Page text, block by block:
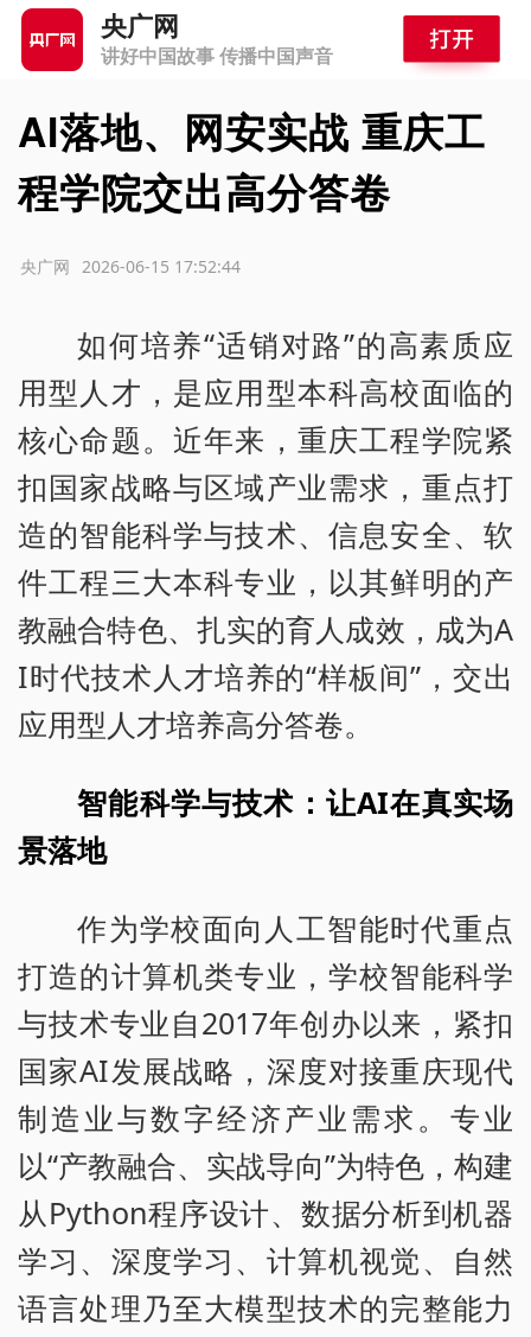
央广网
讲好中国故事 传播中国声音
AI落地、网安实战 重庆工
程学院交出高分答卷
2026-06-15 17:52:44
央广网
如何培养“适销对路”的高素质应
用型人才，是应用型本科高校面临的
核心命题。近年来，重庆工程学院紧
扣国家战略与区域产业需求，重点打
造的智能科学与技术、信息安全、软
件工程三大本科专业，以其鲜明的产
教融合特色、扎实的育人成效，成为A
I时代技术人才培养的“样板间”，交出
应用型人才培养高分答卷。
智能科学与技术：让AI在真实场
景落地
作为学校面向人工智能时代重点
打造的计算机类专业，学校智能科学
与技术专业自2017年创办以来，紧扣
国家AI发展战略，深度对接重庆现代
制造业与数字经济产业需求。专业
以“产教融合、实战导向”为特色，构建
从Python程序设计、数据分析到机器
学习、深度学习、计算机视觉、自然
语言处理乃至大模型技术的完整能力